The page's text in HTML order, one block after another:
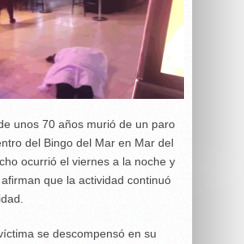
unos 70 años murió de un paro
del Bingo del Mar en Mar del
ocurrió el viernes a la noche y
que la actividad continuó
se descompensó en su